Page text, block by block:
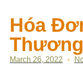
Hóa
Thương
March 26, 2022